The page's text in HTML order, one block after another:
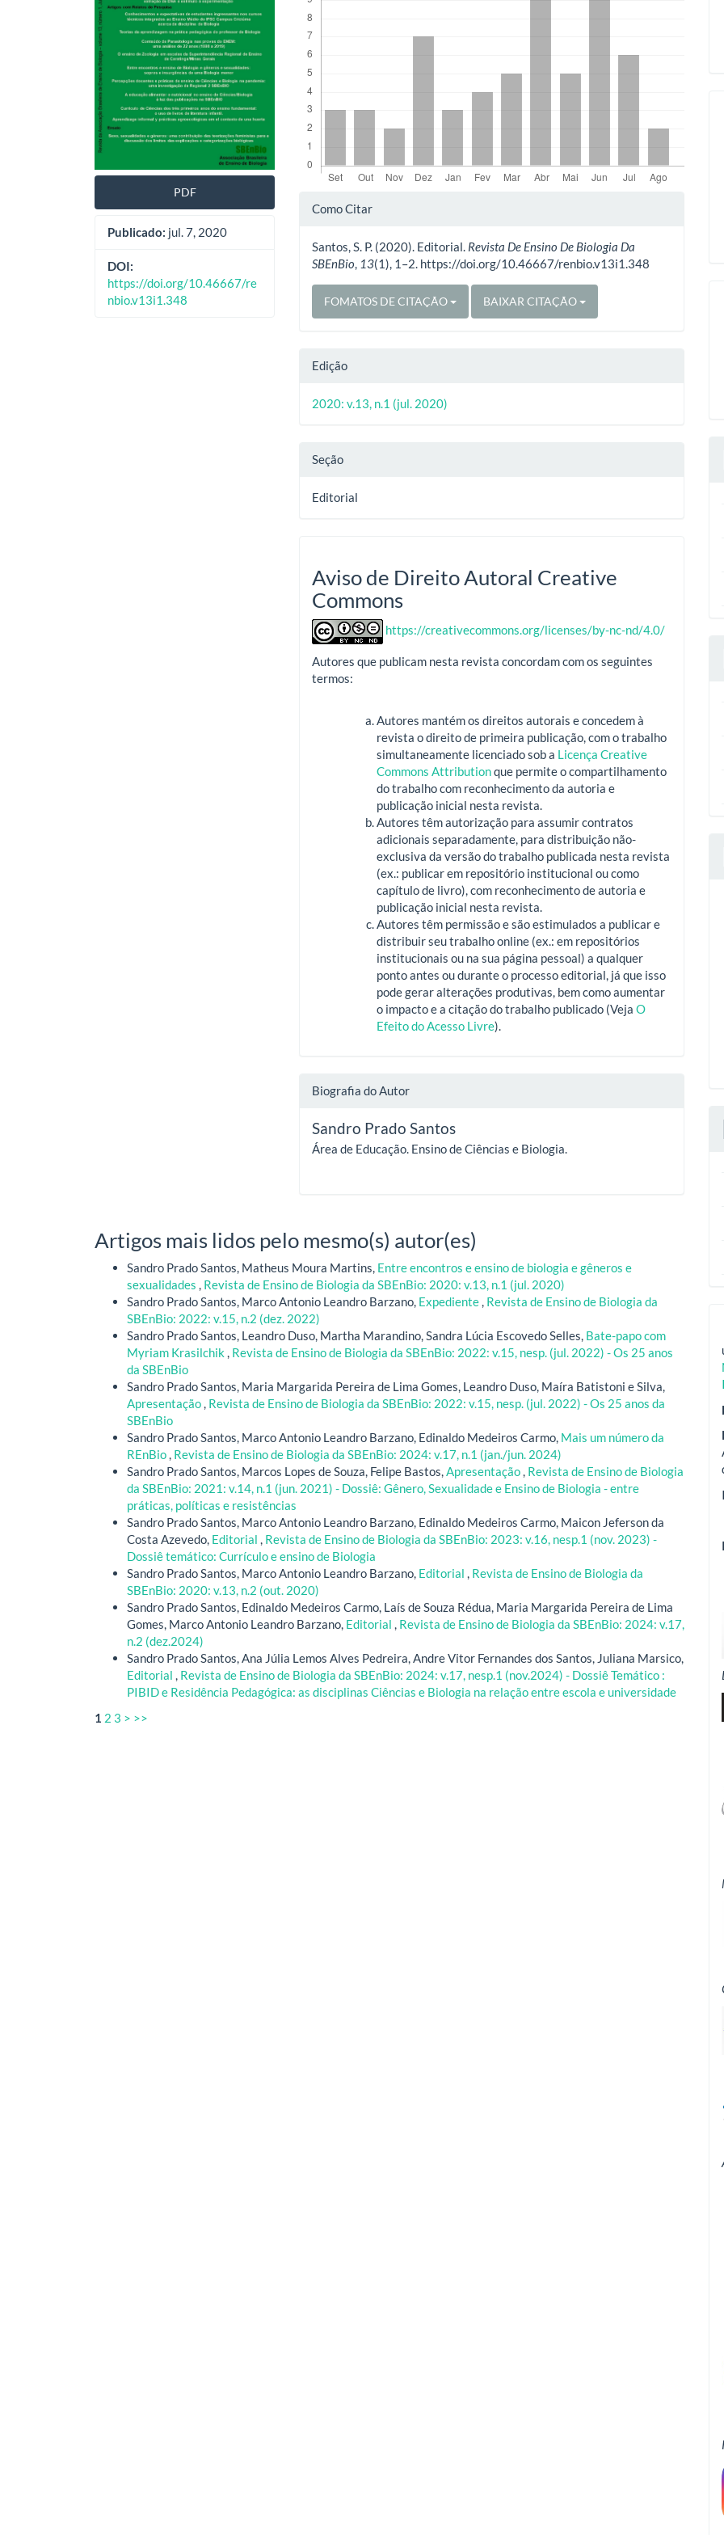
artigos
PDF
Publicado: jul. 7, 2020
DOI:
https://doi.org/10.46667/re
nbio.v13i1.348
principal
Detalhes
artigo
Como Citar
Santos, S. P. (2020). Editorial. Revista De Ensino De Biologia Da
SBEnBio, 13(1), 1–2. https://doi.org/10.46667/renbio.v13i1.348
FOMATOS DE CITAÇÃO BAIXAR CITAÇÃO
Edição
2020: v.13, n.1 (jul. 2020)
Seção
Editorial
Aviso de Direito Autoral Creative
Commons
https://creativecommons.org/licenses/by-nc-nd/4.0/
Autores que publicam nesta revista concordam com os seguintes
termos:
Autores mantém os direitos autorais e concedem à
revista o direito de primeira publicação, com o trabalho
simultaneamente licenciado sob a Licença Creative
Commons Attributionque permite o compartilhamento
do trabalho com reconhecimento da autoria e
publicação inicial nesta revista.
Autores têm autorização para assumir contratos
adicionais separadamente, para distribuição não-
exclusiva da versão do trabalho publicada nesta revista
(ex.: publicar em repositório institucional ou como
capítulo de livro), com reconhecimento de autoria e
publicação inicial nesta revista.
Autores têm permissão e são estimulados a publicar e
distribuir seu trabalho online (ex.: em repositórios
institucionais ou na sua página pessoal) a qualquer
ponto antes ou durante o processo editorial, já que isso
pode gerar alterações produtivas, bem como aumentar
o impacto e a citação do trabalho publicado (VejaO
Efeito do Acesso Livre).
Biografia do Autor
Sandro Prado Santos
Área de Educação. Ensino de Ciências e Biologia.
Artigos mais lidos pelo mesmo(s) autor(es)
Sandro Prado Santos, Matheus Moura Martins, Entre encontros e ensino de biologia e gêneros e
sexualidades , Revista de Ensino de Biologia da SBEnBio: 2020: v.13, n.1 (jul. 2020)
Sandro Prado Santos, Marco Antonio Leandro Barzano, Expediente, Revista de Ensino de Biologia da
SBEnBio: 2022: v.15, n.2 (dez. 2022)
Sandro Prado Santos, Leandro Duso, Martha Marandino, Sandra Lúcia Escovedo Selles, Bate-papo com
Myriam Krasilchik, Revista de Ensino de Biologia da SBEnBio: 2022: v.15, nesp. (jul. 2022) - Os 25 anos
da SBEnBio
Sandro Prado Santos, Maria Margarida Pereira de Lima Gomes, Leandro Duso, Maíra Batistoni e Silva,
Apresentação, Revista de Ensino de Biologia da SBEnBio: 2022: v.15, nesp. (jul. 2022) - Os 25 anos da
SBEnBio
Sandro Prado Santos, Marco Antonio Leandro Barzano, Edinaldo Medeiros Carmo, Mais um número da
REnBio, Revista de Ensino de Biologia da SBEnBio: 2024: v.17, n.1 (jan./jun. 2024)
Sandro Prado Santos, Marcos Lopes de Souza, Felipe Bastos,Apresentação, Revista de Ensino de Biologia
da SBEnBio: 2021: v.14, n.1 (jun. 2021) - Dossiê: Gênero, Sexualidade e Ensino de Biologia - entre
práticas, políticas e resistências
Sandro Prado Santos, Marco Antonio Leandro Barzano, Edinaldo Medeiros Carmo, Maicon Jeferson da
Costa Azevedo, Editorial , Revista de Ensino de Biologia da SBEnBio: 2023: v.16, nesp.1 (nov. 2023) -
Dossiê temático: Currículo e ensino de Biologia
Sandro Prado Santos, Marco Antonio Leandro Barzano, Editorial , Revista de Ensino de Biologia da
SBEnBio: 2020: v.13, n.2 (out. 2020)
Sandro Prado Santos, Edinaldo Medeiros Carmo, Laís de Souza Rédua, Maria Margarida Pereira de Lima
Gomes, Marco Antonio Leandro Barzano, Editorial , Revista de Ensino de Biologia da SBEnBio: 2024: v.17,
n.2 (dez.2024)
Sandro Prado Santos, Ana Júlia Lemos Alves Pedreira, Andre Vitor Fernandes dos Santos, Juliana Marsico,
Editorial , Revista de Ensino de Biologia da SBEnBio: 2024: v.17, nesp.1 (nov.2024) - Dossiê Temático :
PIBID e Residência Pedagógica: as disciplinas Ciências e Biologia na relação entre escola e universidade
1 2 3 > >>